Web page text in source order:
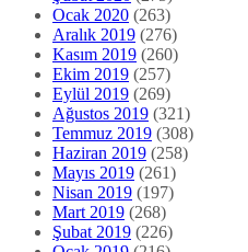
Mayıs 2019(261)
Nisan 2019(197)
Mart 2019(268)
Şubat 2019(226)
Ocak 2019 (216)
Aralık 2018(292)
Kasım 2018(238)
Ekim 2018(204)
Eylül 2018(213)
Ağustos 2018(192)
Temmuz 2018(189)
Haziran 2018(186)
Mayıs 2018(204)